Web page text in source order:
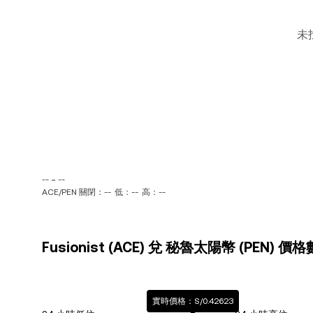
未
-- ~ --
ACE/PEN 關閉：-- 低：-- 高：--
Fusionist (ACE) 兌 秘魯太陽幣 (PEN) 價格
實時價格：S/0.42623